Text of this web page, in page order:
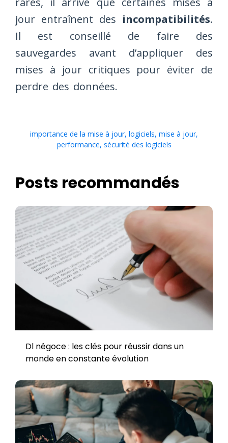
jour entraînent des incompatibilités.
Il est conseillé de faire des
sauvegardes avant d’appliquer des
mises à jour critiques pour éviter de
perdre des données.
importance de la mise à jour, logiciels, mise à jour,
performance, sécurité des logiciels
Posts recommandés
Dl négoce : les clés pour réussir dans un
monde en constante évolution